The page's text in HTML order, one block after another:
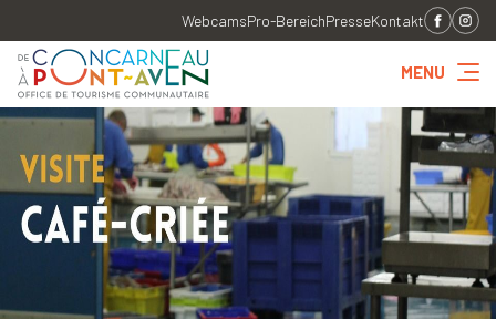
WebcamsPro-BereichPresseKontakt
MENU